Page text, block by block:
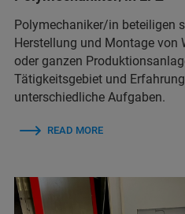
Polymechaniker/in beteiligen
Herstellung und Montage von
oder ganzen
Tätigkeitsgebiet und
unterschiedliche Aufgaben.
READ MORE